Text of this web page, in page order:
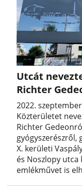
Utcát
Richter
2022.
Közterületet
Richter
gyógyszerészről,
X. kerületi
és Noszlopy utca
emlékművet is